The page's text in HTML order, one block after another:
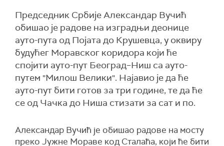
Председник Србије Александар Вучић
обишао је радове на изградњи деонице
ауто-пута од Појата до Крушевца, у оквиру
будућег Моравског коридора који ће
спојити ауто-пут Београд–Ниш са ауто-
путем "Милош Велики". Најавио је да ће
ауто-пут бити готов за три године, те да ће
се од Чачка до Ниша стизати за сат и по.
Александар Вучић је обишао радове на мосту
преко Јужне Мораве код Сталаћа, који ће бити